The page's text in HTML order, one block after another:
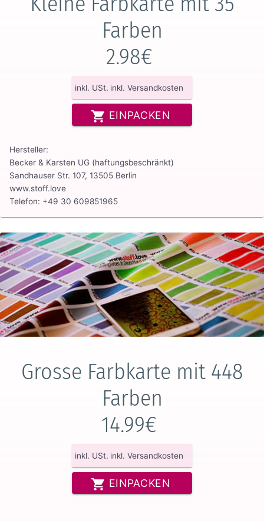
Farben
2.98€
inkl. USt. inkl. Versandkosten
EINPACKEN
Hersteller:
Becker & Karsten UG (haftungsbeschränkt)
Sandhauser Str. 107, 13505 Berlin
www.stoff.love
Telefon: +49 30 609851965
Grosse Farbkarte mit 448
Farben
14.99€
inkl. USt. inkl. Versandkosten
EINPACKEN